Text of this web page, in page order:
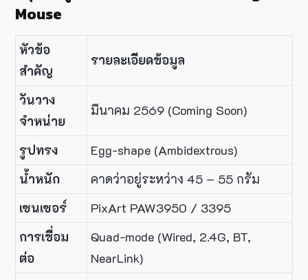
Mouse
หัวข้อ
สำคัญ
รายละเอียดข้อมูล
วันวาง
จำหน่าย
มีนาคม 2569 (Coming Soon)
รูปทรง
Egg-shape (Ambidextrous)
น้ำหนัก
คาดว่าอยู่ระหว่าง 45 – 55 กรัม
เซนเซอร์
PixArt PAW3950 / 3395
การเชื่อม
ต่อ
Quad-mode (Wired, 2.4G, BT,
NearLink)